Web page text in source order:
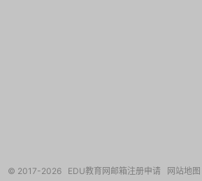
© 2017-2026 EDU教育网邮箱注册申请 网站地图